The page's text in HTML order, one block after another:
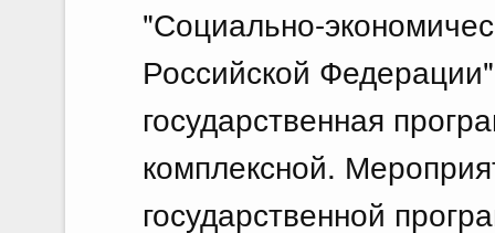
"Социально-
Российской
государственная
комплексной.
государственной